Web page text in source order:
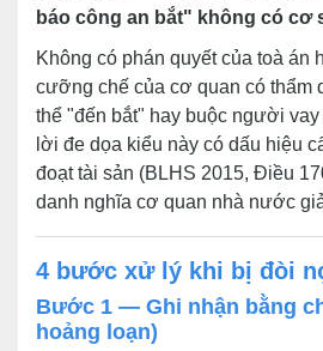
báo công an bắt" không có cơ
Không có phán quyết của toà án
cưỡng chế của cơ quan có thẩm
thể "đến bắt" hay buộc người
lời đe dọa kiểu này có dấu hiệu
đoạt tài sản (BLHS 2015, Điều
danh nghĩa cơ quan nhà nước
4 bước xử lý khi bị đòi
Bước 1 — Ghi nhận bằng
hoảng loạn)